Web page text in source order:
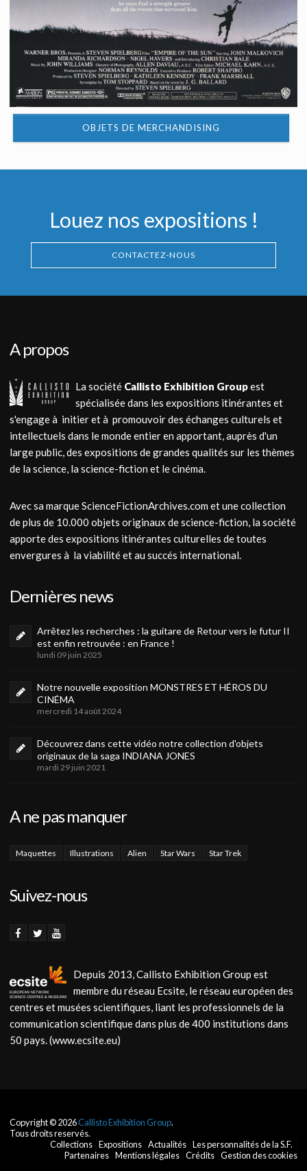
OBJETS DE MERCHANDISING
Louez nos expositions !
CONTACTEZ-NOUS
A propos
La société Callisto Exhibition Groupest
spécialisée dans les expositions itinérantes et
s'engage à initier et à promouvoir des échanges culturels et
intellectuels dans le monde entier en apportant, auprès d'un
large public, des expositions de grandes qualités sur les thèmes
de la science, la science-fiction et le cinéma.
Avec sa marque ScienceFictionArchives.com et une collection
de plus de 10.000 objets originaux de science-fiction, la société
apporte des expositions itinérantes culturelles de toutes
envergures à la viabilité et au succés international.
Dernières news
Arrêtez les recherches : la guitare de Retour vers le futur II
est enfin retrouvée : en France !
lundi 09 juin 2025
Notre nouvelle exposition MONSTRES ET HÉROS DU
CINÉMA
mercredi 14 août 2024
Découvrez dans cette vidéo notre collection d'objets
originaux de la saga INDIANA JONES
mardi 29 juin 2021
A ne pas manquer
Maquettes Illustrations Alien Star Wars Star Trek
Suivez-nous
Depuis 2013, Callisto Exhibition Group est
membre du réseau Ecsite, le réseau européen des
centres et musées scientifiques, liant les professionnels de la
communication scientifique dans plus de 400 institutions dans
50 pays. (www.ecsite.eu)
Copyright © 2026Callisto Exhibition Group.
Tous droits reservés.
Collections Expositions Actualités Les personnalités de la S.F.
Partenaires Mentions légales Crédits Gestion des cookies